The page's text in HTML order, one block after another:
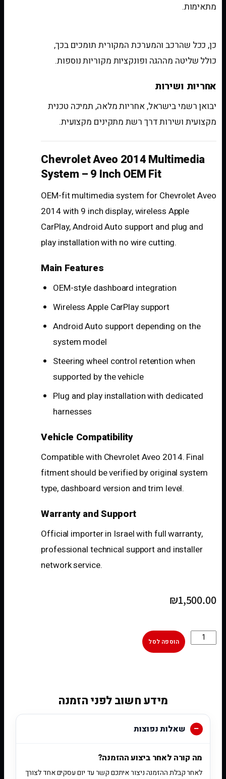
מתאימות.
כן, ככל שהרכב והמערכת המקורית תומכים בכך,
כולל שליטה מההגה ופונקציות מקוריות נוספות.
אחריות ושירות
יבואן רשמי בישראל, אחריות מלאה, תמיכה טכנית
מקצועית ושירות דרך רשת מתקינים מקצועית.
Chevrolet Aveo 2014 Multimedia
System – 9 Inch OEM Fit
OEM-fit multimedia system for Chevrolet Aveo
2014 with 9 inch display, wireless Apple
CarPlay, Android Auto support and plug and
play installation with no wire cutting.
Main Features
OEM-style dashboard integration
Wireless Apple CarPlay support
Android Auto support depending on the
system model
Steering wheel control retention when
supported by the vehicle
Plug and play installation with dedicated
harnesses
Vehicle Compatibility
Compatible with Chevrolet Aveo 2014. Final
fitment should be verified by original system
type, dashboard version and trim level.
Warranty and Support
Official importer in Israel with full warranty,
professional technical support and installer
network service.
₪1,500.00
הוספה לסל
מידע חשוב לפני הזמנה
שאלות נפוצות
מה קורה לאחר ביצוע ההזמנה?
לאחר קבלת ההזמנה ניצור איתכם קשר עד יום עסקים אחד לצורך